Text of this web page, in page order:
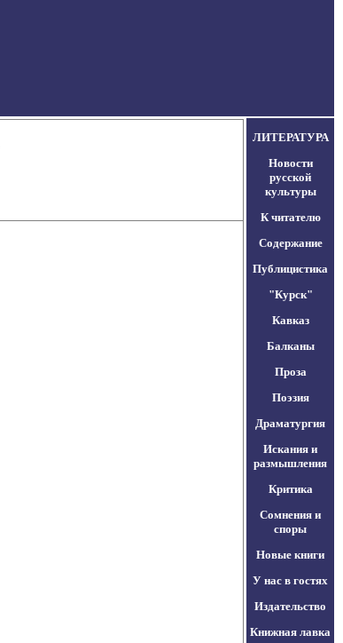
ЛИТЕРАТУРА
Новости
русской
культуры
К читателю
Содержание
Публицистика
"Курск"
Кавказ
Балканы
Проза
Поэзия
Драматургия
Искания и
размышления
Критика
Сомнения и
споры
Новые книги
У нас в гостях
Издательство
Книжная лавка